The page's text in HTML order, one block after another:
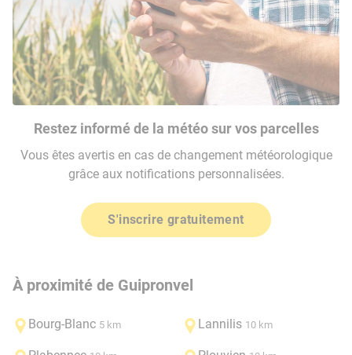
Restez informé de la météo sur vos parcelles
Vous êtes avertis en cas de changement météorologique
grâce aux notifications personnalisées.
S'inscrire gratuitement
À proximité de Guipronvel
Bourg-Blanc 5 km Lannilis 10 km